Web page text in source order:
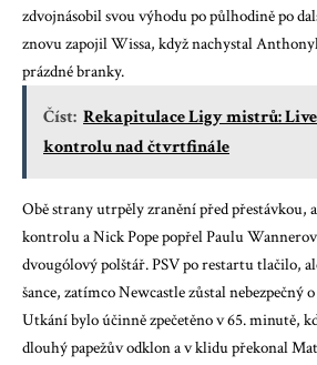
zdvojnásobil svou výhodu po půlhodině po
znovu zapojil Wissa, když nachystal
prázdné branky.
Číst: Rekapitulace Ligy mistrů:
kontrolu nad čtvrtfinále
Obě strany utrpěly zranění před přestávkou,
kontrolu a Nick Pope popřel Paulu
dvougólový polštář. PSV po restartu tlačilo,
šance, zatímco Newcastle zůstal nebezpečný
Utkání bylo účinně zpečetěno v 65. minutě,
dlouhý papežův odklon a v klidu překonal